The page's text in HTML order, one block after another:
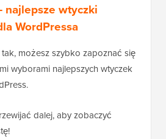
najlepsze wtyczki
WordPressa
możesz szybko zapoznać się
wyborami najlepszych wtyczek
dalej, aby zobaczyć